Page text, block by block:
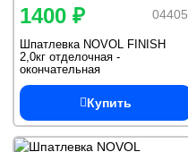
04405
1400 ₽
Шпатлевка NOVOL FINISH
2,0кг отделочная -
окончательная
Купить